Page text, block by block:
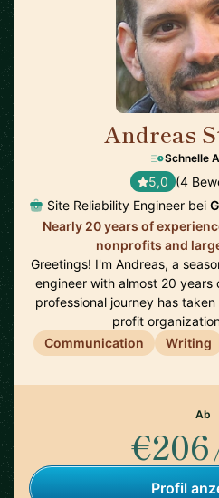
Andreas
Schnelle
5,0 (4
Site Reliability Engineer bei
Nearly 20 years of
nonprofits and
Greetings! I'm Andreas, a
engineer with almost 20
professional journey has
profit
Communication
Writing
Ab
€206
Profil